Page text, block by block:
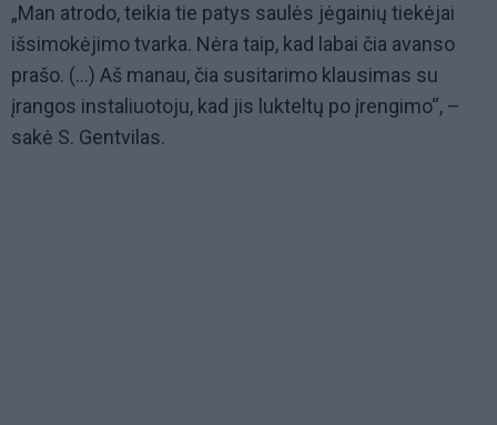
„Man atrodo, teikia tie patys saulės jėgainių tiekėjai
išsimokėjimo tvarka. Nėra taip, kad labai čia avanso
prašo. (...) Aš manau, čia susitarimo klausimas su
įrangos instaliuotoju, kad jis lukteltų po įrengimo“, –
sakė S. Gentvilas.